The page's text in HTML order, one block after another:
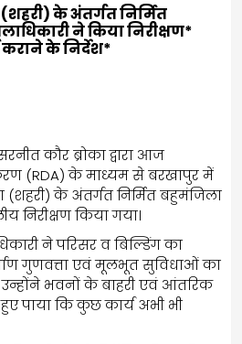
के अंतर्गत निर्मित
ने किया निरीक्षण*
कराने के निर्देश*
कौर ब्रोका द्वारा आज
(RDA) के माध्यम से बरखापुर में
(शहरी) के अंतर्गत निर्मित बहुमंजिला
निरीक्षण किया गया।
ने परिसर व बिल्डिंग का
गुणवत्ता एवं मूलभूत सुविधाओं का
भवनों के बाहरी एवं आंतरिक
पाया कि कुछ कार्य अभी भी